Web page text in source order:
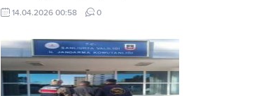
TL olan eşyaları çalan şüpheliler,
jandarmanın başarılı operasyonuyla
şüpheliden 2’si tutuklanarak cezaevine
gönderildi. Haber Merkezi – Şanlıurfa İl
Jandarma Komutanlığı, “Faili Meçhul
Hırsızlık Olaylarının Aydınlatılmasına”
14.04.2026 00:58 0